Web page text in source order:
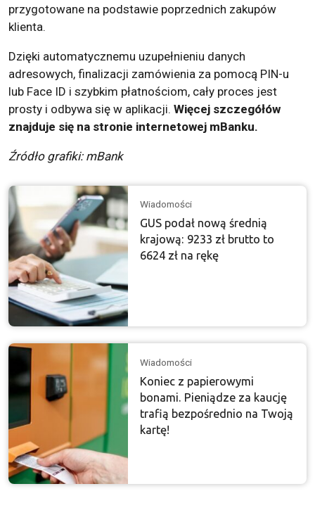
przygotowane na podstawie poprzednich zakupów
klienta.
Dzięki automatycznemu uzupełnieniu danych
adresowych, finalizacji zamówienia za pomocą PIN-u
lub Face ID i szybkim płatnościom, cały proces jest
prosty i odbywa się w aplikacji. Więcej szczegółów
znajduje się na stronie internetowej mBanku.
Źródło grafiki: mBank
Wiadomości
GUS podał nową średnią
krajową: 9233 zł brutto to
6624 zł na rękę
Wiadomości
Koniec z papierowymi
bonami. Pieniądze za kaucję
trafią bezpośrednio na Twoją
kartę!